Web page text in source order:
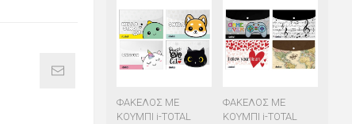
ΦΑΚΕΛΟΣ ΜΕ
ΚΟΥΜΠΙ i-TOTAL
ΦΑΚΕΛΟΣ ΜΕ
ΚΟΥΜΠΙ i-TOTAL